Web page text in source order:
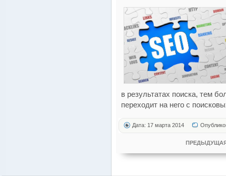
в результатах поиска, тем
переходит на него с
Дата: 17 марта 2014